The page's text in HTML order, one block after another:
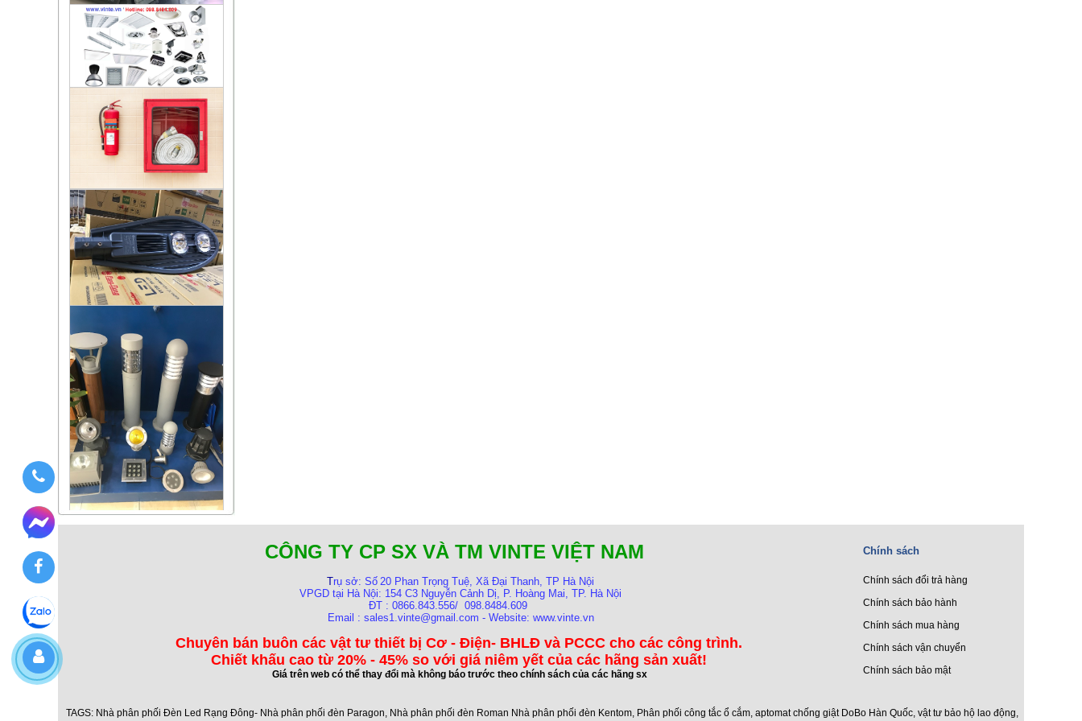
CÔNG TY CP SX VÀ TM VINTE VIỆT NAM
Trụ sở: Số 20 Phan Trọng Tuệ, Xã Đại Thanh, TP Hà Nội
VPGD tại Hà Nội: 154 C3 Nguyễn Cảnh Dị, P. Hoàng Mai, TP. Hà Nội
ĐT : 0866.843.556/ 098.8484.609
Email : sales1.vinte@gmail.com - Website: www.vinte.vn
Chuyên bán buôn các vật tư thiết bị Cơ - Điện- BHLĐ và PCCC cho các công trình.
Chiết khấu cao từ 20% - 45% so với giá niêm yết của các hãng sản xuất!
Giá trên web có thể thay đổi mà không báo trước theo chính sách của các hãng sx
Chính sách
Chính sách đổi trả hàng
Chính sách bảo hành
Chính sách mua hàng
Chính sách vận chuyển
Chính sách bảo mật
TAGS: Nhà phân phối Đèn Led Rạng Đông- Nhà phân phối đèn Paragon, Nhà phân phối đèn Roman Nhà phân phối đèn Kentom, Phân phối công tắc ổ cắm, aptomat chống giật DoBo Hàn Quốc, vật tư bảo hộ lao động,